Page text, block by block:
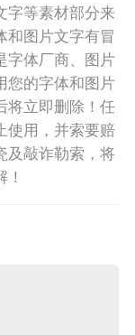
字等素材部分来
和图片文字有冒
字体厂商、图片
您的字体和图片
将立即删除！任
使用，并索要赔
及敲诈勒索，将